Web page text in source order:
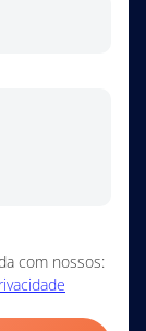
com nossos: